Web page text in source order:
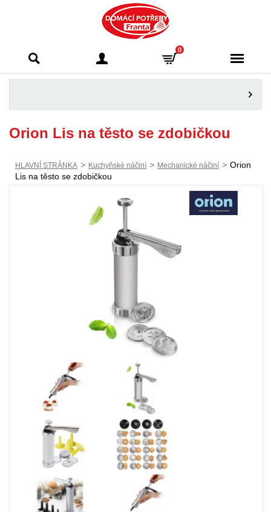
Franta - Příbram
0
Orion Lis na těsto se zdobičkou
HLAVNÍ STRÁNKA > Kuchyňské náčiní > Mechanické náčiní > Orion
Lis na těsto se zdobičkou